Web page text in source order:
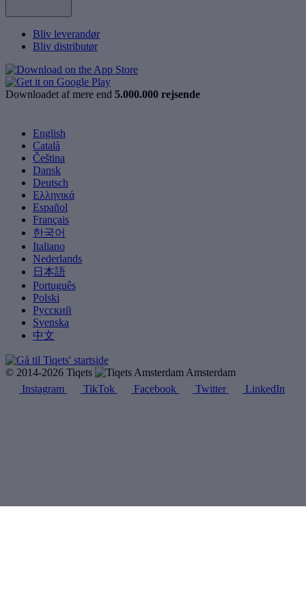
Bliv leverandør
Bliv distributør
Downloadet af mere end 5.000.000 rejsende
English
Català
Čeština
Dansk
Deutsch
Ελληνικά
Español
Français
한국어
Italiano
Nederlands
日本語
Português
Polski
Русский
Svenska
中文
© 2014-2026 Tiqets
Amsterdam
Instagram
TikTok Facebook Twitter LinkedIn